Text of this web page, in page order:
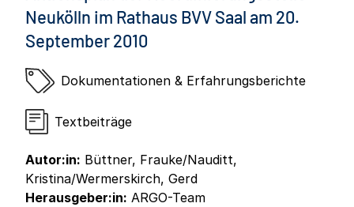
Neukölln im Rathaus BVV Saal am 20.
September 2010
Dokumentationen & Erfahrungsberichte
Textbeiträge
Autor:in: Büttner, Frauke/Nauditt,
Kristina/Wermerskirch, Gerd
Herausgeber:in: ARGO-Team